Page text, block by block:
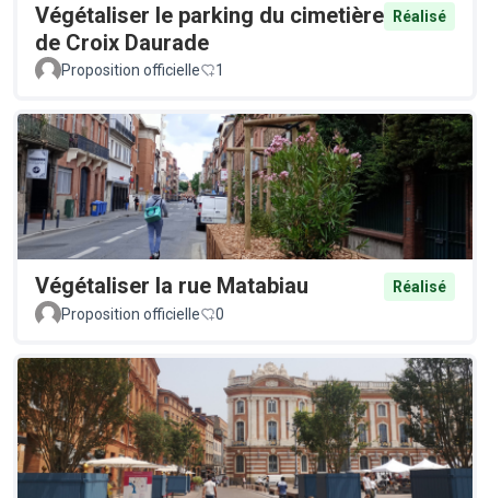
Végétaliser le parking du cimetière
de Croix Daurade
Réalisé
Proposition officielle 1
Végétaliser la rue Matabiau
Réalisé
Proposition officielle
0